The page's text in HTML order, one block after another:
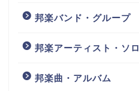
邦楽バンド・グループ
邦楽アーティスト・ソロ
邦楽曲・アルバム